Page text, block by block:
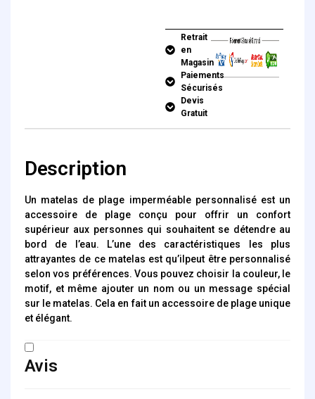
Retrait
en
Magasin
Paiements
Sécurisés
Devis
Gratuit
Description
Un matelas de plage imperméable personnalisé est un
accessoire de plage conçu pour offrir un confort
supérieur aux personnes qui souhaitent se détendre au
bord de l’eau. L’une des caractéristiques les plus
attrayantes de ce matelas est qu’ilpeut être personnalisé
selon vos préférences. Vous pouvez choisir la couleur, le
motif, et même ajouter un nom ou un message spécial
sur le matelas. Cela en fait un accessoire de plage unique
et élégant.
Avis